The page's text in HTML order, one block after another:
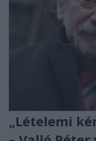
„Lételemi